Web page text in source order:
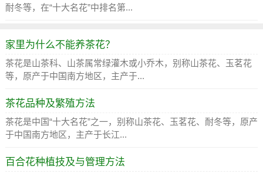
耐冬等，在“十大名花”中排名第...
家里为什么不能养茶花？
茶花是山茶科、山茶属常绿灌木或小乔木，别称山茶花、玉茗花
等，原产于中国南方地区，主产于...
茶花品种及繁殖方法
茶花是中国“十大名花”之一，别称山茶花、玉茗花、耐冬等，原产
于中国南方地区，主产于长江...
百合花种植技及与管理方法